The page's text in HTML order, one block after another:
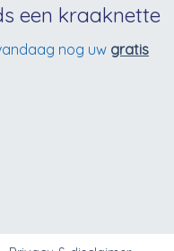
een kraaknette
nog uw gratis